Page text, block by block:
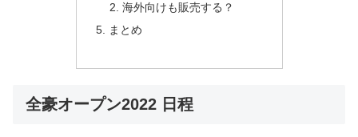
海外向けも販売する？
まとめ
全豪オープン2022 日程